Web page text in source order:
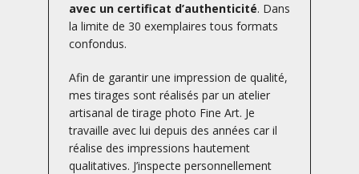
avec un certificat d’authenticité. Dans
la limite de 30 exemplaires tous formats
confondus.
Afin de garantir une impression de qualité,
mes tirages sont réalisés par un atelier
artisanal de tirage photo Fine Art. Je
travaille avec lui depuis des années car il
réalise des impressions hautement
qualitatives. J’inspecte personnellement